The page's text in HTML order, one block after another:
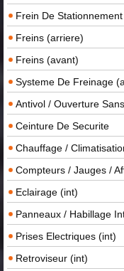
Frein De Stationnement
Freins (arriere)
Freins (avant)
Systeme De Freinage
Antivol / Ouverture
Ceinture De Securite
Chauffage /
Compteurs / Jauges /
Eclairage (int)
Panneaux / Habillage
Prises Electriques (int)
Retroviseur (int)